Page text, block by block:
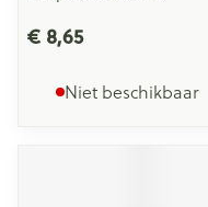
€ 8,65
Niet beschikbaar